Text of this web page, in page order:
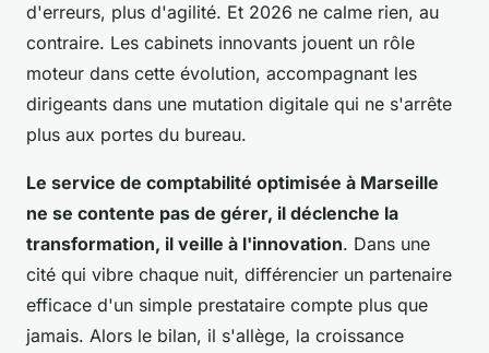
d'erreurs, plus d'agilité. Et 2026 ne calme rien, au
contraire. Les cabinets innovants jouent un rôle
moteur dans cette évolution, accompagnant les
dirigeants dans une mutation digitale qui ne s'arrête
plus aux portes du bureau.
Le service de comptabilité optimisée à Marseille
ne se contente pas de gérer, il déclenche la
transformation, il veille à l'innovation. Dans une
cité qui vibre chaque nuit, différencier un partenaire
efficace d'un simple prestataire compte plus que
jamais. Alors le bilan, il s'allège, la croissance